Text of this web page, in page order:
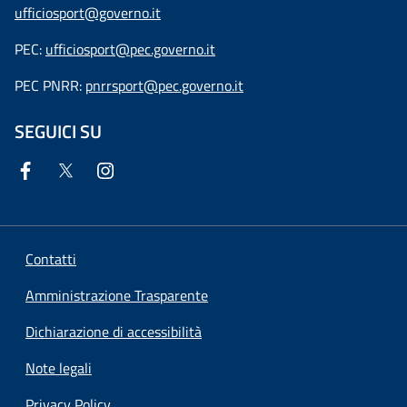
ufficiosport@governo.it
PEC: ufficiosport@pec.governo.it
PEC PNRR: pnrrsport@pec.governo.it
SEGUICI SU
Contatti
Amministrazione Trasparente
Dichiarazione di accessibilità
Note legali